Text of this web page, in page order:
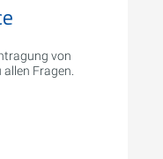
von
Fragen.